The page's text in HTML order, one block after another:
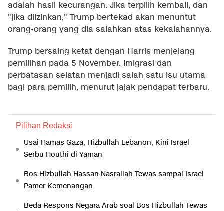
adalah hasil kecurangan. Jika terpilih kembali, dan
"jika diizinkan," Trump bertekad akan menuntut
orang-orang yang dia salahkan atas kekalahannya.
Trump bersaing ketat dengan Harris menjelang
pemilihan pada 5 November. Imigrasi dan
perbatasan selatan menjadi salah satu isu utama
bagi para pemilih, menurut jajak pendapat terbaru.
Pilihan Redaksi
Usai Hamas Gaza, Hizbullah Lebanon, Kini Israel
Serbu Houthi di Yaman
Bos Hizbullah Hassan Nasrallah Tewas sampai Israel
Pamer Kemenangan
Beda Respons Negara Arab soal Bos Hizbullah Tewas